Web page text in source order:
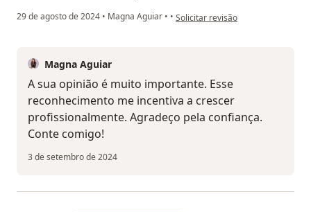
29 de agosto de 2024 • Magna Aguiar • • na opinião do utilizador J.S
Solicitar revisão
Magna Aguiar
A sua opinião é muito importante. Esse
reconhecimento me incentiva a crescer
profissionalmente. Agradeço pela confiança.
Conte comigo!
3 de setembro de 2024